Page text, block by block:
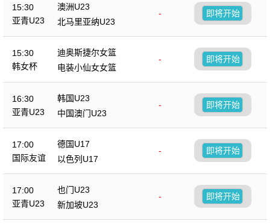
15:30
亚青U23
澳洲U23
-
北马里亚纳U23
即将开始
15:30
韩女杯
迪奥斯捷尔女篮
-
电装小仙女女篮
即将开始
16:30
亚青U23
韩国U23
-
中国澳门U23
即将开始
17:00
国际友谊
德国U17
-
以色列U17
即将开始
17:00
亚青U23
也门U23
-
新加坡U23
即将开始